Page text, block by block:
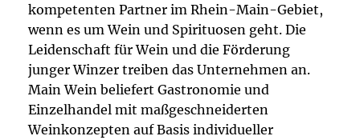
kompetenten Partner im Rhein-Main-Gebiet,
wenn es um Wein und Spirituosen geht. Die
Leidenschaft für Wein und die Förderung
junger Winzer treiben das Unternehmen an.
Main Wein beliefert Gastronomie und
Einzelhandel mit maßgeschneiderten
Weinkonzepten auf Basis individueller